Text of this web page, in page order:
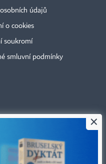
údajů
o cookies
soukromí
smluvní podmínky
×